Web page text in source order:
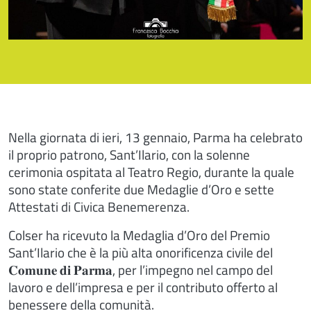
Nella giornata di ieri, 13 gennaio, Parma ha celebrato
il proprio patrono, Sant’Ilario, con la solenne
cerimonia ospitata al Teatro Regio, durante la quale
sono state conferite due Medaglie d’Oro e sette
Attestati di Civica Benemerenza.
Colser ha ricevuto la Medaglia d’Oro del Premio
Sant’Ilario che è la più alta onorificenza civile del
𝐂𝐨𝐦𝐮𝐧𝐞 𝐝𝐢 𝐏𝐚𝐫𝐦𝐚, per l’impegno nel campo del
lavoro e dell’impresa e per il contributo offerto al
benessere della comunità.